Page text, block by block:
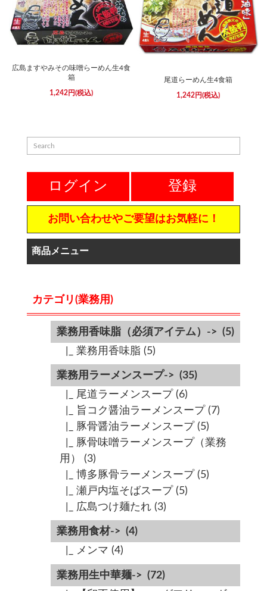
広島ますやみその味噌らーめん生4食
箱
1,242円(税込)
尾道らーめん生4食箱
1,242円(税込)
ログイン 登録
お問い合わせやご要望はお気軽に！
商品メニュー
カテゴリ(業務用)
業務用香味脂（必須アイテム）-> (5)
|_ 業務用香味脂 (5)
業務用ラーメンスープ-> (35)
|_ 尾道ラーメンスープ(6)
|_ 旨コク醤油ラーメンスープ(7)
|_ 豚骨醤油ラーメンスープ(5)
|_ 豚骨味噌ラーメンスープ（業務
用）
(3)
|_ 博多豚骨ラーメンスープ(5)
|_ 瀬戸内塩そばスープ(5)
|_ 広島つけ麺たれ(3)
業務用食材-> (4)
|_ メンマ (4)
業務用生中華麺-> (72)